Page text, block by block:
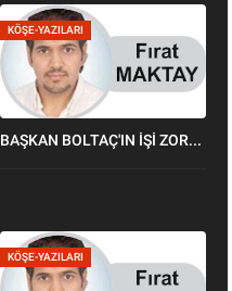
KÖŞE-YAZILARI
BAŞKAN BOLTAÇ'IN İŞİ ZOR...
KÖŞE-YAZILARI